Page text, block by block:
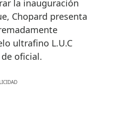
la inauguración
Chopard presenta
ultrafino L.U.C
oficial.